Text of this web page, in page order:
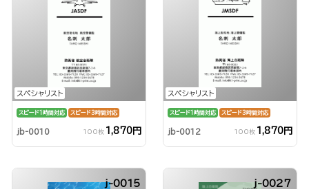
スペシャリスト
スピード1時間対応 スピード3時間対応
jb-0010 100枚 1,870円
スペシャリスト
スピード1時間対応 スピード3時間対応
jb-0012 100枚 1,870円
j-0015 j-0027